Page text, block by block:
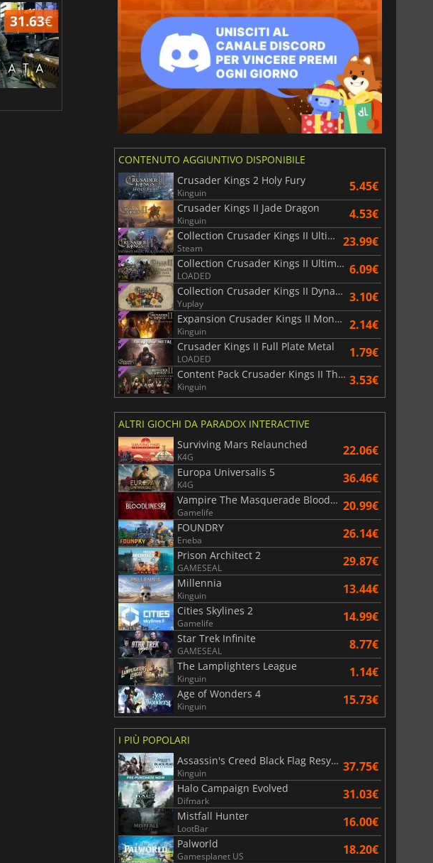
31.63€ 6.77€
Total War WARHAMMER 3
15.48
Lies Of P
CONTENUTO AGGIUNTIVO DISPONIBILE
Crusader Kings 2 Holy Fury
Kinguin 5.45€
Crusader Kings II Jade Dragon
Kinguin 4.53€
Collection Crusader Kings II Ultimate Music Pack
Steam 23.99€
Collection Crusader Kings II Ultimate Unit Pack
LOADED 6.09€
Collection Crusader Kings II Dynasty Shield Pack
Yuplay 3.10€
Expansion Crusader Kings II Monks and Mystics
Kinguin 2.14€
Crusader Kings II Full Plate Metal
LOADED 1.79€
Content Pack Crusader Kings II The Reaper's Due
Kinguin 3.53€
ALTRI GIOCHI DA PARADOX INTERACTIVE
Surviving Mars Relaunched
K4G 22.06€
Europa Universalis 5
K4G 36.46€
Vampire The Masquerade Bloodlines 2
Gamelife 20.99€
FOUNDRY
Eneba 26.14€
Prison Architect 2
GAMESEAL 29.87€
Millennia
Kinguin 13.44€
Cities Skylines 2
Gamelife 14.99€
Star Trek Infinite
GAMESEAL 8.77€
The Lamplighters League
Kinguin 1.14€
Age of Wonders 4
Kinguin 15.73€
I PIÙ POPOLARI
Assassin's Creed Black Flag Resynced
Kinguin 37.75€
Halo Campaign Evolved
Difmark 31.03€
Mistfall Hunter
LootBar 16.00€
Palworld
Gamesplanet US 18.20€